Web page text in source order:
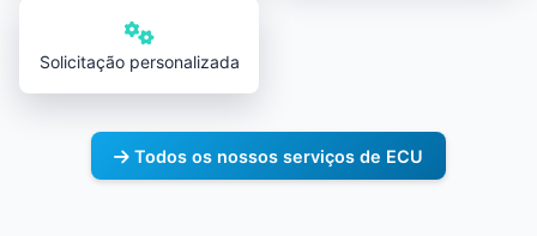
Solicitação personalizada
Todos os nossos serviços de ECU